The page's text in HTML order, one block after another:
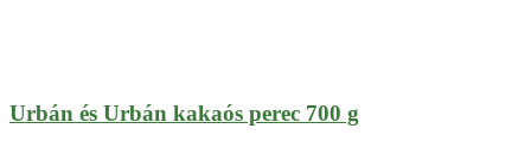
Urbán és Urbán kakaós perec 700 g